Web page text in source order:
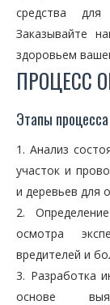
средства для
Заказывайте
здоровьем
ПРОЦЕСС
Этапы
1. Анализ
участок и
и деревьев для
2.
осмотра
вредителей и
3. Разработка
основе